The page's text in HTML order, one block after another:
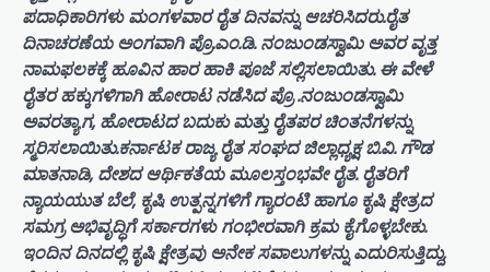
ಪದಾಧಿಕಾರಿಗಳು ಮಂಗಳವಾರ ರೈತ ದಿನವನ್ನು ಆಚರಿಸಿದರು.ರೈತ
ದಿನಾಚರಣೆಯ ಅಂಗವಾಗಿ ಪ್ರೊ.ಎಂ.ಡಿ. ನಂಜುಂಡಸ್ವಾಮಿ ಅವರ ವೃತ್ತ
ನಾಮಫಲಕಕ್ಕೆ ಹೂವಿನ ಹಾರ ಹಾಕಿ ಪೂಜೆ ಸಲ್ಲಿಸಲಾಯಿತು. ಈ ವೇಳೆ
ರೈತರ ಹಕ್ಕುಗಳಿಗಾಗಿ ಹೋರಾಟ ನಡೆಸಿದ ಪ್ರೊ .ನಂಜುಂಡಸ್ವಾಮಿ
ಅವರತ್ಯಾಗ, ಹೋರಾಟದ ಬದುಕು ಮತ್ತು ರೈತಪರ ಚಿಂತನೆಗಳನ್ನು
ಸ್ಮರಿಸಲಾಯಿತು.ಕರ್ನಾಟಕ ರಾಜ್ಯ ರೈತ ಸಂಘದ ಜಿಲ್ಲಾಧ್ಯಕ್ಷ ಬಿ.ವಿ. ಗೌಡ
ಮಾತನಾಡಿ, ದೇಶದ ಆರ್ಥಿಕತೆಯ ಮೂಲಸ್ತಂಭವೇ ರೈತ. ರೈತರಿಗೆ
ನ್ಯಾಯಯುತ ಬೆಲೆ, ಕೃಷಿ ಉತ್ಪನ್ನಗಳಿಗೆ ಗ್ಯಾರಂಟಿ ಹಾಗೂ ಕೃಷಿ ಕ್ಷೇತ್ರದ
ಸಮಗ್ರ ಅಭಿವೃದ್ಧಿಗೆ ಸರ್ಕಾರಗಳು ಗಂಭೀರವಾಗಿ ಕ್ರಮ ಕೈಗೊಳ್ಳಬೇಕು.
ಇಂದಿನ ದಿನದಲ್ಲಿ ಕೃಷಿ ಕ್ಷೇತ್ರವು ಅನೇಕ ಸವಾಲುಗಳನ್ನು ಎದುರಿಸುತ್ತಿದ್ದು,